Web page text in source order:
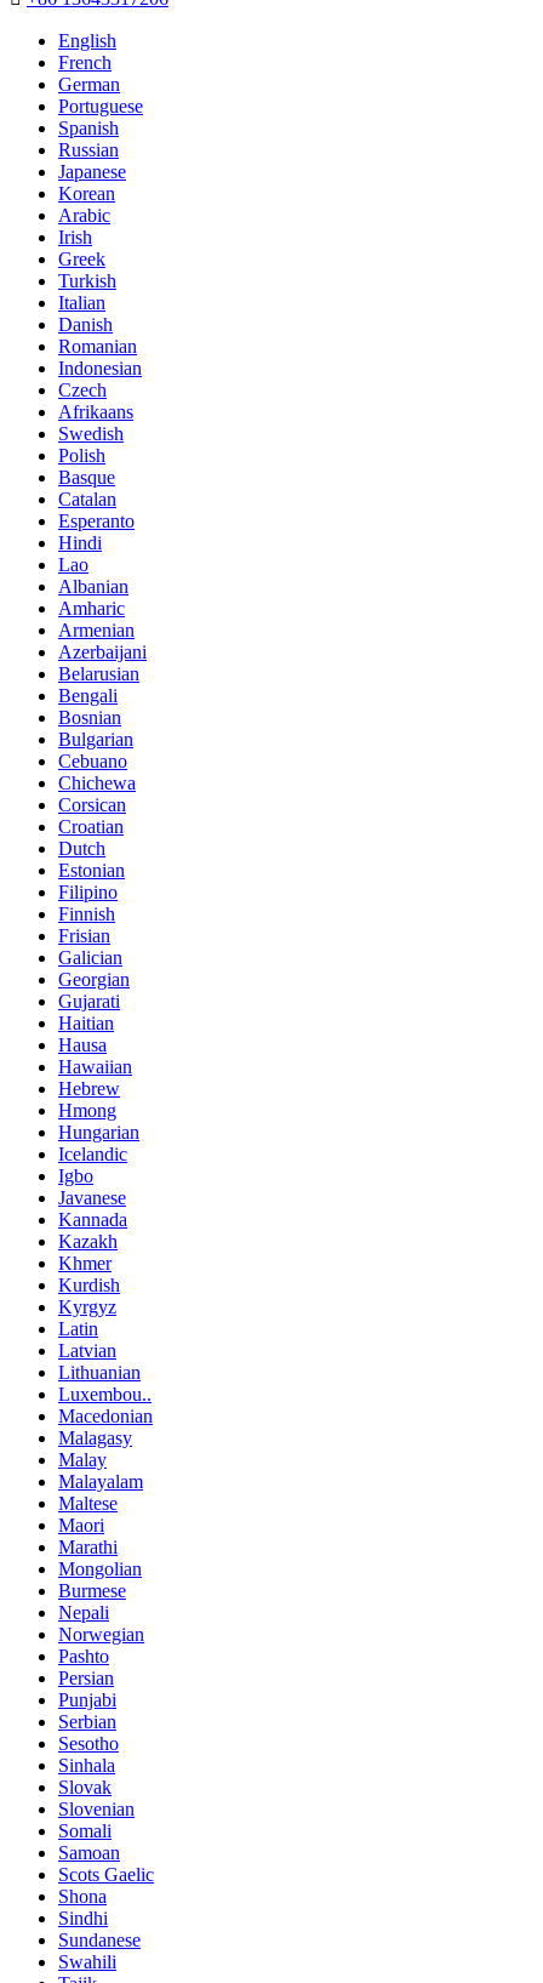
English
French
German
Portuguese
Spanish
Russian
Japanese
Korean
Arabic
Irish
Greek
Turkish
Italian
Danish
Romanian
Indonesian
Czech
Afrikaans
Swedish
Polish
Basque
Catalan
Esperanto
Hindi
Lao
Albanian
Amharic
Armenian
Azerbaijani
Belarusian
Bengali
Bosnian
Bulgarian
Cebuano
Chichewa
Corsican
Croatian
Dutch
Estonian
Filipino
Finnish
Frisian
Galician
Georgian
Gujarati
Haitian
Hausa
Hawaiian
Hebrew
Hmong
Hungarian
Icelandic
Igbo
Javanese
Kannada
Kazakh
Khmer
Kurdish
Kyrgyz
Latin
Latvian
Lithuanian
Luxembou..
Macedonian
Malagasy
Malay
Malayalam
Maltese
Maori
Marathi
Mongolian
Burmese
Nepali
Norwegian
Pashto
Persian
Punjabi
Serbian
Sesotho
Sinhala
Slovak
Slovenian
Somali
Samoan
Scots Gaelic
Shona
Sindhi
Sundanese
Swahili